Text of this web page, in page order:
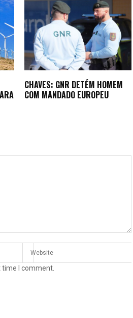
CHAVES: GNR DETÉM HOMEM
COM MANDADO EUROPEU
I comment.